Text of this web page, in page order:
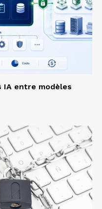
IA entre modèles